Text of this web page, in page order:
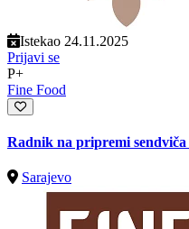
Istekao 24.11.2025
Prijavi se
P+
Fine Food
Radnik na pripremi sendviča
Sarajevo